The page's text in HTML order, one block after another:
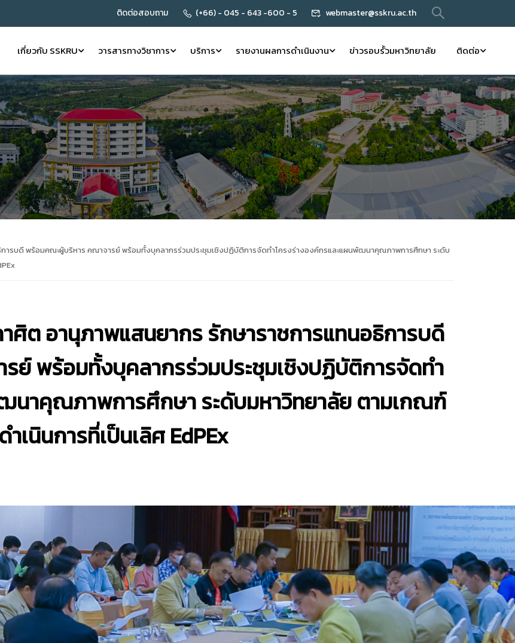
ติดต่อสอบถาม (+66) - 045 - 643 -600 - 5 webmaster@sskru.ac.th
เกี่ยวกับ SSKRU วารสารทางวิชาการ บริการ รายงานผลการดำเนินงาน ข่าวรอบรั้วมหาวิทยาลัย ติดต่อ
ารบดี พร้อมคณะผู้บริหาร คณาจารย์ พร้อมทั้งบุคลากรร่วมประชุมเชิงปฏิบัติการจัดทำโครงร่างองค์กรและแผนพัฒนาคุณภาพการศึกษา ระดับ
ศิต อานุภาพแสนยากร รักษาราชการแทนอธิการบดี
พร้อมทั้งบุคลากรร่วมประชุมเชิงปฏิบัติการจัดทำ
นาคุณภาพการศึกษา ระดับมหาวิทยาลัย ตามเกณฑ์
นินการที่เป็นเลิศ EdPEx